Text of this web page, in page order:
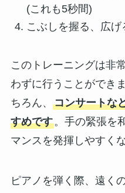
(これも5秒間)
こぶしを握る、広
このトレーニングは非
わずに行うことができ
ちろん、 コンサートな
すめです。手の緊張を
マンスを発揮しやすく
ピアノを弾く際、遠く